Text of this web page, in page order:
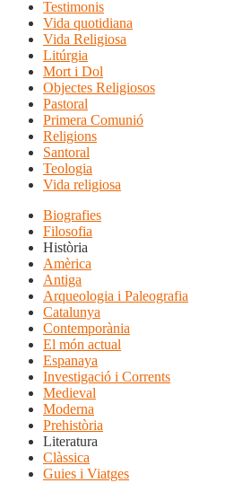
Testimonis
Vida quotidiana
Vida Religiosa
Litúrgia
Mort i Dol
Objectes Religiosos
Pastoral
Primera Comunió
Religions
Santoral
Teologia
Vida religiosa
Biografies
Filosofia
Història
Amèrica
Antiga
Arqueologia i Paleografia
Catalunya
Contemporània
El món actual
Espanaya
Investigació i Corrents
Medieval
Moderna
Prehistòria
Literatura
Clàssica
Guies i Viatges